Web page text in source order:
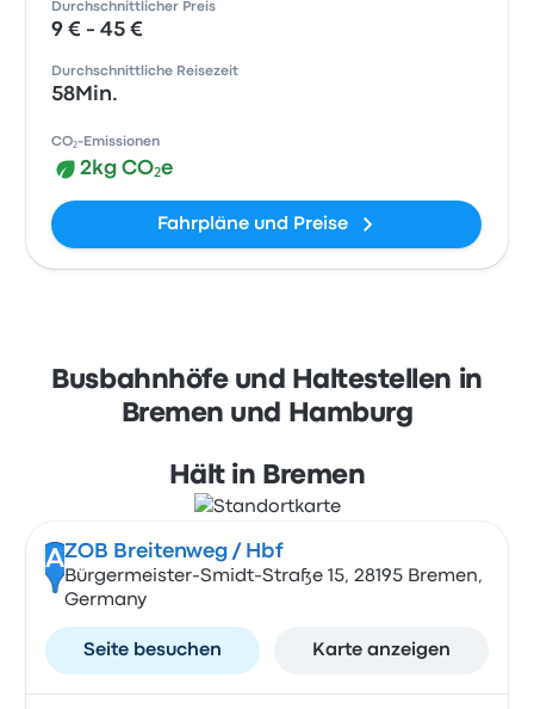
Durchschnittlicher Preis
9 € - 45 €
Durchschnittliche Reisezeit
58Min.
CO₂-Emissionen
2kg CO₂e
Fahrpläne und Preise
Busbahnhöfe und Haltestellen in
Bremen und Hamburg
Hält in Bremen
AZOB Breitenweg / Hbf
Bürgermeister-Smidt-Straße 15, 28195 Bremen,
Germany
Seite besuchen Karte anzeigen